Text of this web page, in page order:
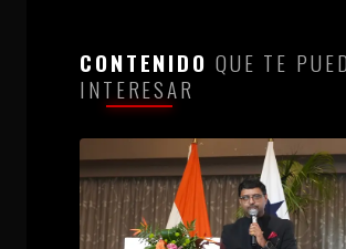
CONTENIDO QUE TE
INTERESAR